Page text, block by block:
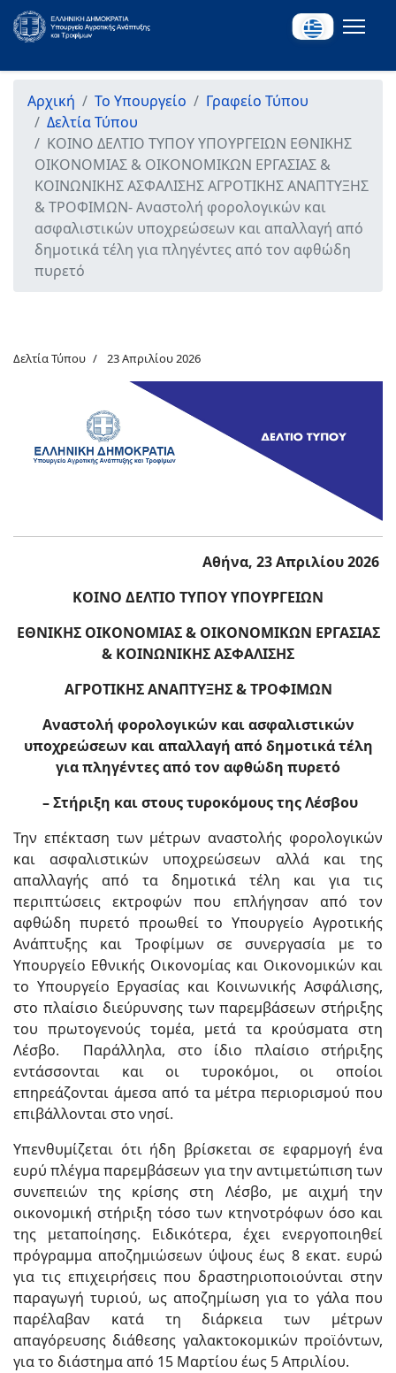
Αρχική Το Υπουργείο
Γραφείο Τύπου
Δελτία Τύπου
KOINO ΔΕΛΤΙΟ ΤΥΠΟΥ ΥΠΟΥΡΓΕΙΩΝ ΕΘΝΙΚΗΣ
ΟΙΚΟΝΟΜΙΑΣ & ΟΙΚΟΝΟΜΙΚΩΝ ΕΡΓΑΣΙΑΣ &
ΚΟΙΝΩΝΙΚΗΣ ΑΣΦΑΛΙΣΗΣ ΑΓΡΟΤΙΚΗΣ ΑΝΑΠΤΥΞΗΣ
& ΤΡΟΦΙΜΩΝ- Αναστολή φορολογικών και
ασφαλιστικών υποχρεώσεων και απαλλαγή από
δημοτικά τέλη για πληγέντες από τον αφθώδη
πυρετό
Δελτία Τύπου 23 Απριλίου 2026
Αθήνα, 23 Απριλίου 2026
KOINO ΔΕΛΤΙΟ ΤΥΠΟΥ ΥΠΟΥΡΓΕΙΩΝ
ΕΘΝΙΚΗΣ ΟΙΚΟΝΟΜΙΑΣ & ΟΙΚΟΝΟΜΙΚΩΝ ΕΡΓΑΣΙΑΣ
& ΚΟΙΝΩΝΙΚΗΣ ΑΣΦΑΛΙΣΗΣ
ΑΓΡΟΤΙΚΗΣ ΑΝΑΠΤΥΞΗΣ & ΤΡΟΦΙΜΩΝ
Αναστολή φορολογικών και ασφαλιστικών
υποχρεώσεων και απαλλαγή από δημοτικά τέλη
για πληγέντες από τον αφθώδη πυρετό
– Στήριξη και στους τυροκόμους της Λέσβου
Την επέκταση των μέτρων αναστολής φορολογικών
και ασφαλιστικών υποχρεώσεων αλλά και της
απαλλαγής από τα δημοτικά τέλη και για τις
περιπτώσεις εκτροφών που επλήγησαν από τον
αφθώδη πυρετό προωθεί το Υπουργείο Αγροτικής
Ανάπτυξης και Τροφίμων σε συνεργασία με το
Υπουργείο Εθνικής Οικονομίας και Οικονομικών και
το Υπουργείο Εργασίας και Κοινωνικής Ασφάλισης,
στο πλαίσιο διεύρυνσης των παρεμβάσεων στήριξης
του πρωτογενούς τομέα, μετά τα κρούσματα στη
Λέσβο. Παράλληλα, στο ίδιο πλαίσιο στήριξης
εντάσσονται και οι τυροκόμοι, οι οποίοι
επηρεάζονται άμεσα από τα μέτρα περιορισμού που
επιβάλλονται στο νησί.
Υπενθυμίζεται ότι ήδη βρίσκεται σε εφαρμογή ένα
ευρύ πλέγμα παρεμβάσεων για την αντιμετώπιση των
συνεπειών της κρίσης στη Λέσβο, με αιχμή την
οικονομική στήριξη τόσο των κτηνοτρόφων όσο και
της μεταποίησης. Ειδικότερα, έχει ενεργοποιηθεί
πρόγραμμα αποζημιώσεων ύψους έως 8 εκατ. ευρώ
για τις επιχειρήσεις που δραστηριοποιούνται στην
παραγωγή τυριού, ως αποζημίωση για το γάλα που
παρέλαβαν κατά τη διάρκεια των μέτρων
απαγόρευσης διάθεσης γαλακτοκομικών προϊόντων,
για το διάστημα από 15 Μαρτίου έως 5 Απριλίου.